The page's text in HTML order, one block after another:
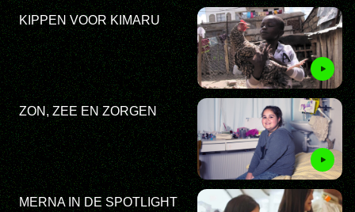
KIPPEN VOOR KIMARU
ZON, ZEE EN ZORGEN
MERNA IN DE SPOTLIGHT